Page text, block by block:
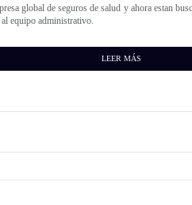
global de seguros de salud y ahora estan
equipo administrativo.
LEER MÁS